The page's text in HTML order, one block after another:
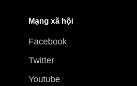
Mạng xã hội
Facebook
Twitter
Youtube